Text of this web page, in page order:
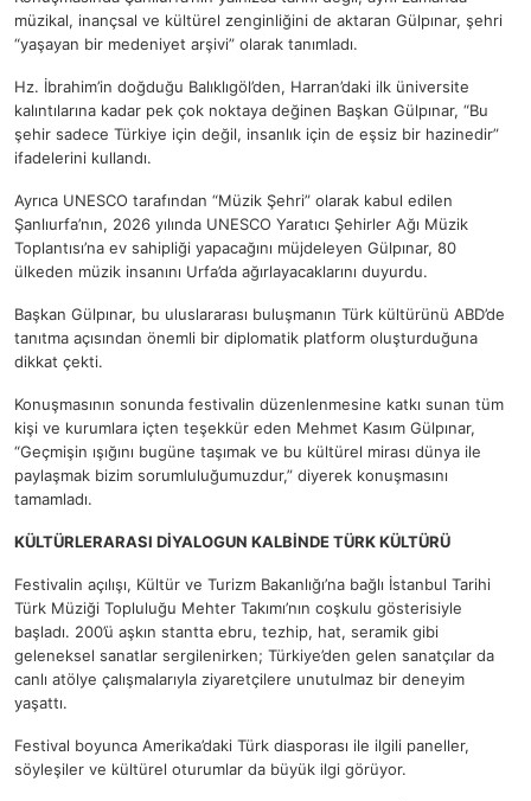
müzikal, inançsal ve kültürel zenginliğini de aktaran Gülpınar, şehri
“yaşayan bir medeniyet arşivi” olarak tanımladı.
Hz. İbrahim’in doğduğu Balıklıgöl’den, Harran’daki ilk üniversite
kalıntılarına kadar pek çok noktaya değinen Başkan Gülpınar, “Bu
şehir sadece Türkiye için değil, insanlık için de eşsiz bir hazinedir”
ifadelerini kullandı.
Ayrıca UNESCO tarafından “Müzik Şehri” olarak kabul edilen
Şanlıurfa’nın, 2026 yılında UNESCO Yaratıcı Şehirler Ağı Müzik
Toplantısı’na ev sahipliği yapacağını müjdeleyen Gülpınar, 80
ülkeden müzik insanını Urfa’da ağırlayacaklarını duyurdu.
Başkan Gülpınar, bu uluslararası buluşmanın Türk kültürünü ABD’de
tanıtma açısından önemli bir diplomatik platform oluşturduğuna
dikkat çekti.
Konuşmasının sonunda festivalin düzenlenmesine katkı sunan tüm
kişi ve kurumlara içten teşekkür eden Mehmet Kasım Gülpınar,
“Geçmişin ışığını bugüne taşımak ve bu kültürel mirası dünya ile
paylaşmak bizim sorumluluğumuzdur,” diyerek konuşmasını
tamamladı.
KÜLTÜRLERARASI DİYALOGUN KALBİNDE TÜRK KÜLTÜRÜ
Festivalin açılışı, Kültür ve Turizm Bakanlığı’na bağlı İstanbul Tarihi
Türk Müziği Topluluğu Mehter Takımı’nın coşkulu gösterisiyle
başladı. 200’ü aşkın stantta ebru, tezhip, hat, seramik gibi
geleneksel sanatlar sergilenirken; Türkiye’den gelen sanatçılar da
canlı atölye çalışmalarıyla ziyaretçilere unutulmaz bir deneyim
yaşattı.
Festival boyunca Amerika’daki Türk diasporası ile ilgili paneller,
söyleşiler ve kültürel oturumlar da büyük ilgi görüyor.